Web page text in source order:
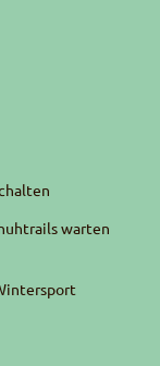
trailswarten